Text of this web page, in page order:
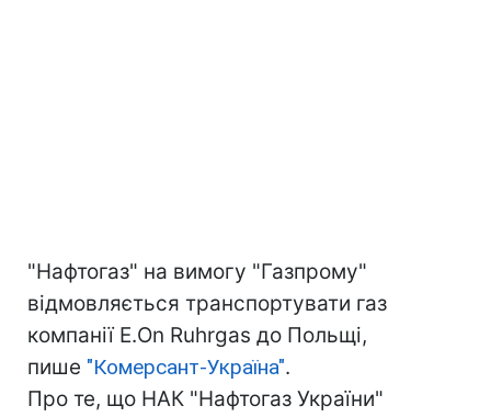
"Нафтогаз" на вимогу "Газпрому"
відмовляється транспортувати газ
компанії E.On Ruhrgas до Польщі,
пише "Комерсант-Україна".
Про те, що НАК "Нафтогаз України"